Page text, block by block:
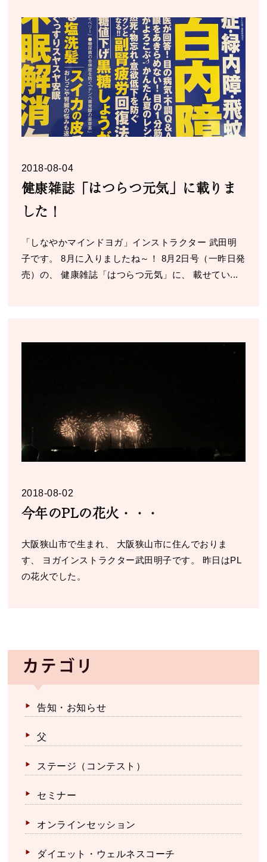
2018-08-04
健康雑誌「はつらつ元気」に載りま
した！
「しなやかマインドヨガ」インストラクター 武田明
子です。 8月に入りましたね～！ 8月2日号（一昨日発
売）の、 健康雑誌「はつらつ元気」に、 載せてい...
2018-08-02
今年のPLの花火・・・
大阪狭山市で生まれ、 大阪狭山市に住んでおりま
す、 ヨガインストラクター武田明子です。 昨日はPL
の花火でした。
カテゴリ
告知・お知らせ
父
ステージ（コンテスト）
セミナー
オンラインセッション
ダイエット・ウェルネスコーチ